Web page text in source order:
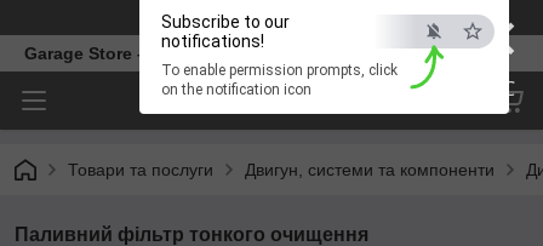
×
ESC
Subscribe to our
notifications!
To enable permission prompts, click
on the notification icon
Телефон
Garage Store – інтернет магазин автозапчастин.
Товари та послуги Двигун, системи та компоненти
Паливний фільтр тонкого очищення